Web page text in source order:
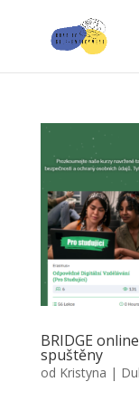
BRIDGE
spuštěny
od Kristyna |